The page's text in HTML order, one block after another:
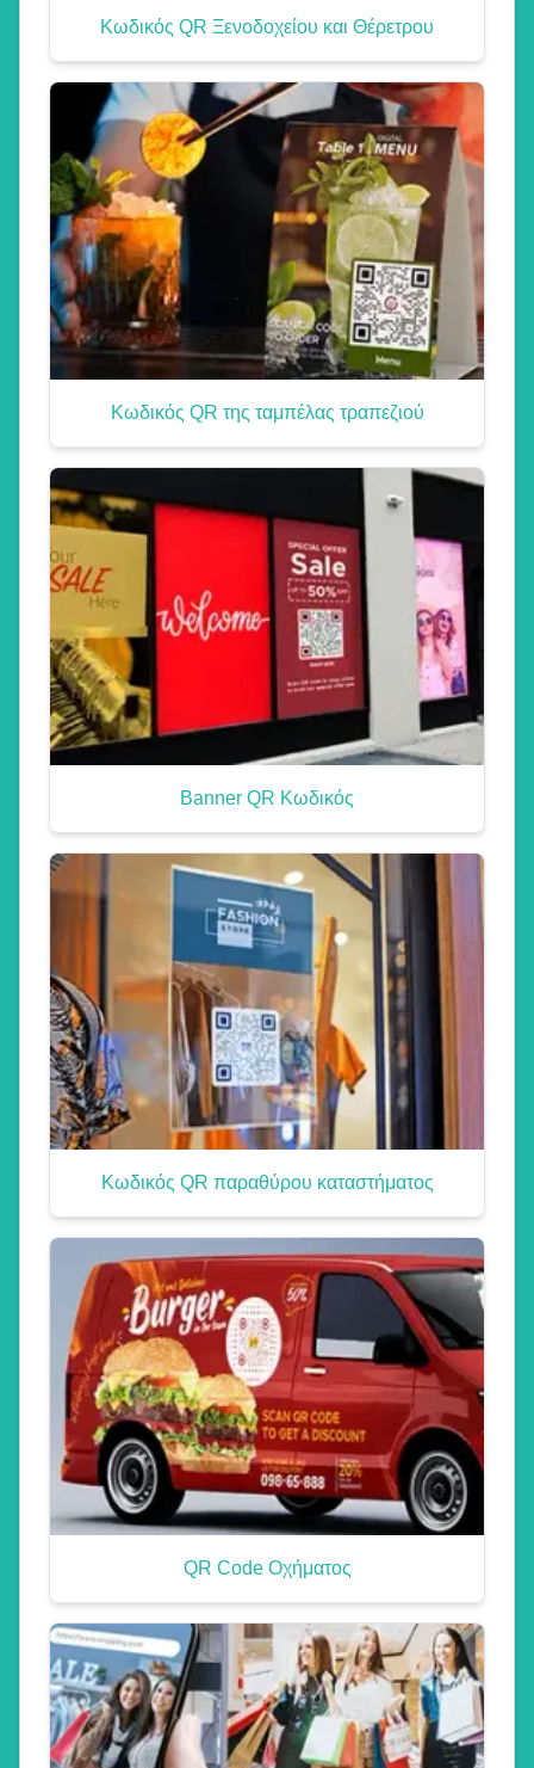
Κωδικός QR Ξενοδοχείου και Θέρετρου
Κωδικός QR της ταμπέλας τραπεζιού
Banner QR Κωδικός
Κωδικός QR παραθύρου καταστήματος
QR Code Οχήματος